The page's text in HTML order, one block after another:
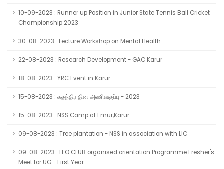
10-09-2023 : Runner up Position in Junior State Tennis Ball Cricket
Championship 2023
30-08-2023 : Lecture Workshop on Mental Health
22-08-2023 : Research Development - GAC Karur
18-08-2023 : YRC Event in Karur
15-08-2023 : சுதந்திர தின அணிவகுப்பு - 2023
15-08-2023 : NSS Camp at Emur,Karur
09-08-2023 : Tree plantation - NSS in association with LIC
09-08-2023 : LEO CLUB organised orientation Programme Fresher's
Meet for UG - First Year